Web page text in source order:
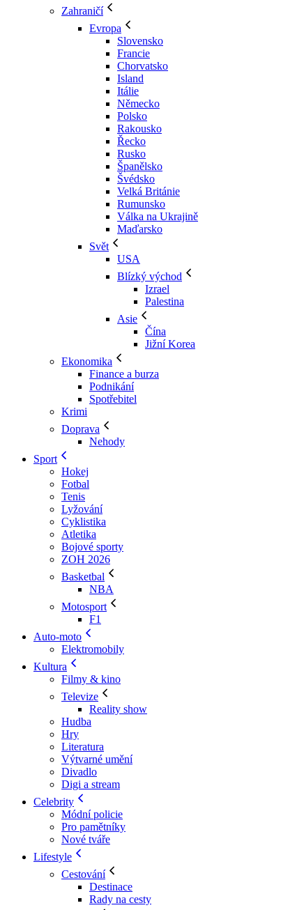
Zahraničí
Evropa
Slovensko
Francie
Chorvatsko
Island
Itálie
Německo
Polsko
Rakousko
Řecko
Rusko
Španělsko
Švédsko
Velká Británie
Rumunsko
Válka na Ukrajině
Maďarsko
Svět
USA
Blízký východ
Izrael
Palestina
Asie
Čína
Jižní Korea
Ekonomika
Finance a burza
Podnikání
Spotřebitel
Krimi
Doprava
Nehody
Sport
Hokej
Fotbal
Tenis
Lyžování
Cyklistika
Atletika
Bojové sporty
ZOH 2026
Basketbal
NBA
Motosport
F1
Auto-moto
Elektromobily
Kultura
Filmy & kino
Televize
Reality show
Hudba
Hry
Literatura
Výtvarné umění
Divadlo
Digi a stream
Celebrity
Módní policie
Pro pamětníky
Nové tváře
Lifestyle
Cestování
Destinace
Rady na cesty